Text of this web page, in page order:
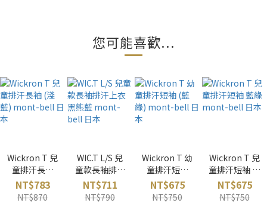
您可能喜歡...
Wickron T 兒
童排汗長袖
(淺藍) mont-
bell 日本
NT$783
NT$870
WIC.T L/S 兒
童款長袖排汗
上衣 黑熊藍
mont-bell 日
本
NT$711
NT$790
Wickron T 幼
童排汗短袖
(藍綠) mont-
bell 日本
NT$675
NT$750
Wickron T 兒
童排汗短袖 藍
綠 mont-bell
日本
NT$675
NT$750